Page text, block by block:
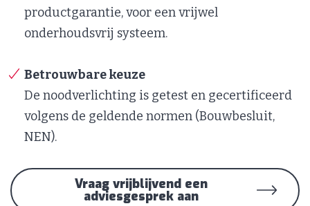
productgarantie, voor een vrijwel
onderhoudsvrij systeem.
Betrouwbare keuze
De noodverlichting is getest en gecertificeerd
volgens de geldende normen (Bouwbesluit,
NEN).
Vraag vrijblijvend een
adviesgesprek aan